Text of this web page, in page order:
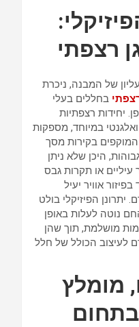
רצפתי
של המבנה, ניכרת
בחללים בעלי
יחידות רצפתיות
ואלגנטי במיוחד, מספקות
המוקפים בקירות מסך
היכן שלא ניתן
עיליים או תקרות גבס
אוויר יעיל
הפיזיקלי בולט
נוטה לעלות באופן
מושלמת, תוך שהן
לעיצוב הכולל של חלל
מומלץ